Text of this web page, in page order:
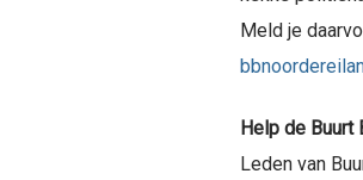
Meld je
Help de Buurt
Leden van